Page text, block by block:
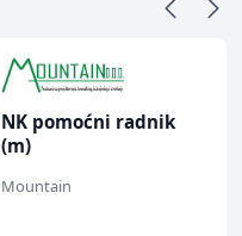
NK pomoćni radnik
(m)
Mountain